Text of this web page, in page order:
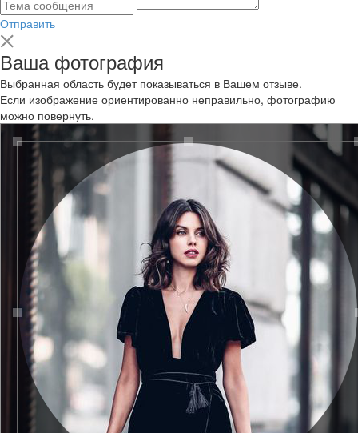
Отправить
Ваша фотография
Выбранная область будет показываться в Вашем отзыве.
Если изображение ориентированно неправильно, фотографию
можно повернуть.